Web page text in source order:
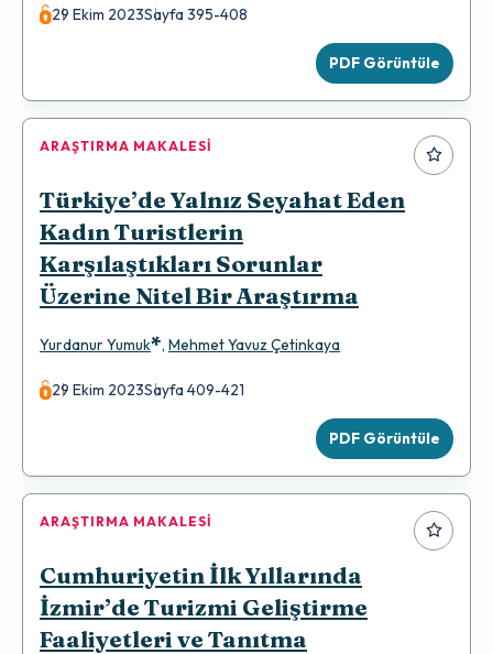
29 Ekim 2023Sayfa 395-408
PDF Görüntüle
ARAŞTIRMA MAKALESI
Türkiye’de Yalnız Seyahat Eden
Kadın Turistlerin
Karşılaştıkları Sorunlar
Üzerine Nitel Bir Araştırma
Yurdanur Yumuk*, Mehmet Yavuz Çetinkaya
29 Ekim 2023Sayfa 409-421
PDF Görüntüle
ARAŞTIRMA MAKALESI
Cumhuriyetin İlk Yıllarında
İzmir’de Turizmi Geliştirme
Faaliyetleri ve Tanıtma